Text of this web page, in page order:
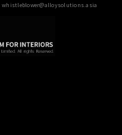
whistleblower@alloysolutions.asia